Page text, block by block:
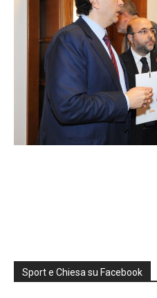
Sport e Chiesa su Facebook